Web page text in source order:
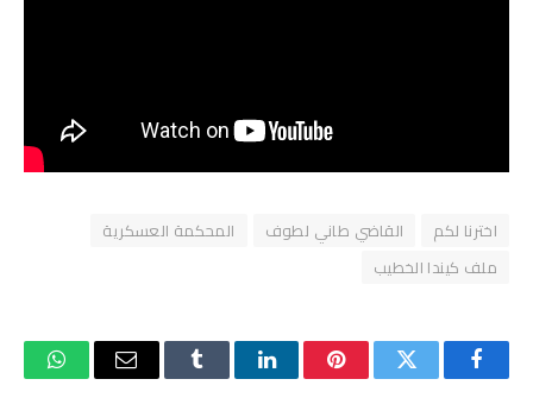
اخترنا لكم القاضي طاني لطوف
المحكمة العسكرية
ملف كيندا الخطيب
فيسبوكتويتر بينتيريستلينكدإن Tumblr البريد